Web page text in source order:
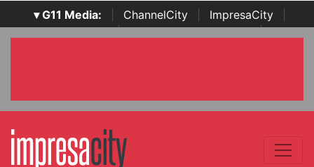
▾ G11 Media: ChannelCity ImpresaCity
SecurityOpenLab | Italian Channel Awards | Italian